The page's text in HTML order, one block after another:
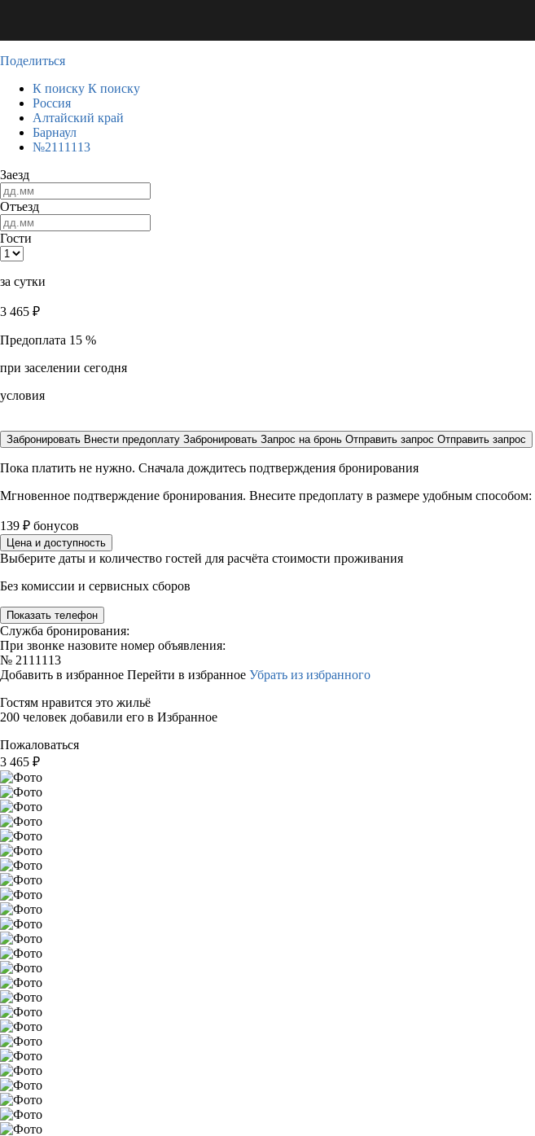
Поделиться
К поиску К поиску
Россия
Алтайский край
Барнаул
№2111113
Заезд
Отъезд
Гости
за сутки
3 465 ₽
Предоплата 15 %
при заселении сегодня
условия
Забронировать Внести предоплату Забронировать Запрос на бронь Отправить запрос Отправить запрос
Пока платить не нужно. Сначала дождитесь подтверждения бронирования
Мгновенное подтверждение бронирования. Внесите предоплату в размере удобным
139 ₽ бонусов
Цена и доступность
Выберите даты и количество гостей для расчёта стоимости проживания
Без комиссии и сервисных сборов
Показать телефон
Служба бронирования:
При звонке назовите номер объявления:
№ 2111113
Добавить в избранное Перейти в избранное Убрать из избранного
Гостям нравится это жильё
200 человек добавили его в Избранное
Пожаловаться
3 465 ₽